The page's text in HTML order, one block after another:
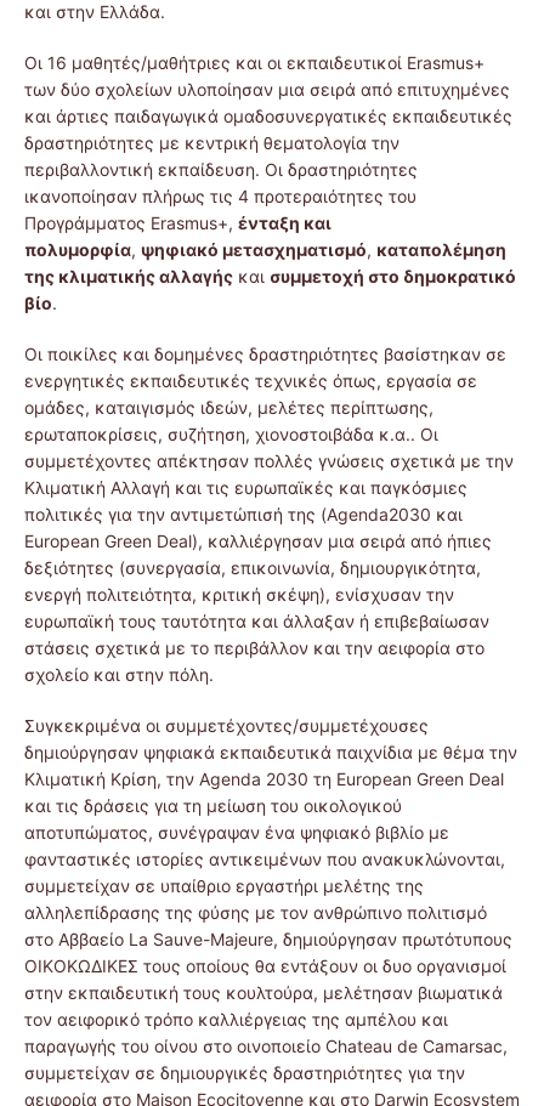
και στην Ελλάδα.
Οι 16 μαθητές/μαθήτριες και οι εκπαιδευτικοί Erasmus+
των δύο σχολείων υλοποίησαν μια σειρά από επιτυχημένες
και άρτιες παιδαγωγικά ομαδοσυνεργατικές εκπαιδευτικές
δραστηριότητες με κεντρική θεματολογία την
περιβαλλοντική εκπαίδευση. Οι δραστηριότητες
ικανοποίησαν πλήρως τις 4 προτεραιότητες του
Προγράμματος Erasmus+, ένταξη και
πολυμορφία, ψηφιακό μετασχηματισμό, καταπολέμηση
της κλιματικής αλλαγής και συμμετοχή στο δημοκρατικό
βίο.
Οι ποικίλες και δομημένες δραστηριότητες βασίστηκαν σε
ενεργητικές εκπαιδευτικές τεχνικές όπως, εργασία σε
ομάδες, καταιγισμός ιδεών, μελέτες περίπτωσης,
ερωταποκρίσεις, συζήτηση, χιονοστοιβάδα κ.α.. Οι
συμμετέχοντες απέκτησαν πολλές γνώσεις σχετικά με την
Κλιματική Αλλαγή και τις ευρωπαϊκές και παγκόσμιες
πολιτικές για την αντιμετώπισή της (Agenda2030 και
European Green Deal), καλλιέργησαν μια σειρά από ήπιες
δεξιότητες (συνεργασία, επικοινωνία, δημιουργικότητα,
ενεργή πολιτειότητα, κριτική σκέψη), ενίσχυσαν την
ευρωπαϊκή τους ταυτότητα και άλλαξαν ή επιβεβαίωσαν
στάσεις σχετικά με το περιβάλλον και την αειφορία στο
σχολείο και στην πόλη.
Συγκεκριμένα οι συμμετέχοντες/συμμετέχουσες
δημιούργησαν ψηφιακά εκπαιδευτικά παιχνίδια με θέμα την
Κλιματική Κρίση, την Agenda 2030 τη European Green Deal
και τις δράσεις για τη μείωση του οικολογικού
αποτυπώματος, συνέγραψαν ένα ψηφιακό βιβλίο με
φανταστικές ιστορίες αντικειμένων που ανακυκλώνονται,
συμμετείχαν σε υπαίθριο εργαστήρι μελέτης της
αλληλεπίδρασης της φύσης με τον ανθρώπινο πολιτισμό
στο Αββαείο La Sauve-Majeure, δημιούργησαν πρωτότυπους
ΟΙΚΟΚΩΔΙΚΕΣ τους οποίους θα εντάξουν οι δυο οργανισμοί
στην εκπαιδευτική τους κουλτούρα, μελέτησαν βιωματικά
τον αειφορικό τρόπο καλλιέργειας της αμπέλου και
παραγωγής του οίνου στο οινοποιείο Chateau de Camarsac,
συμμετείχαν σε δημιουργικές δραστηριότητες για την
αειφορία στο Maison Ecocitoyenne και στο Darwin Ecosystem